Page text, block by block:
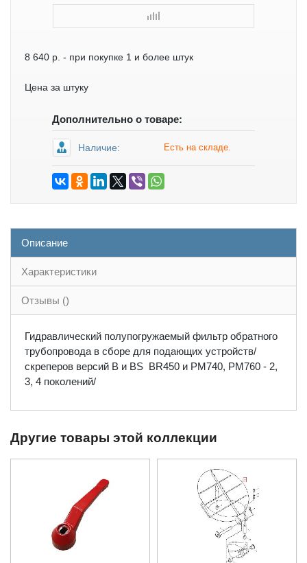
8 640 р. - при покупке 1 и более штук
Цена за штуку
Дополнительно о товаре:
Наличие: Есть на складе.
Описание
Характеристики
Отзывы ()
Гидравлический полупогружаемый фильтр обратного
трубопровода в сборе для подающих устройств/
скреперов версий В и BS BR450 и PM740, PM760 - 2,
3, 4 поколений/
Другие товары этой коллекции